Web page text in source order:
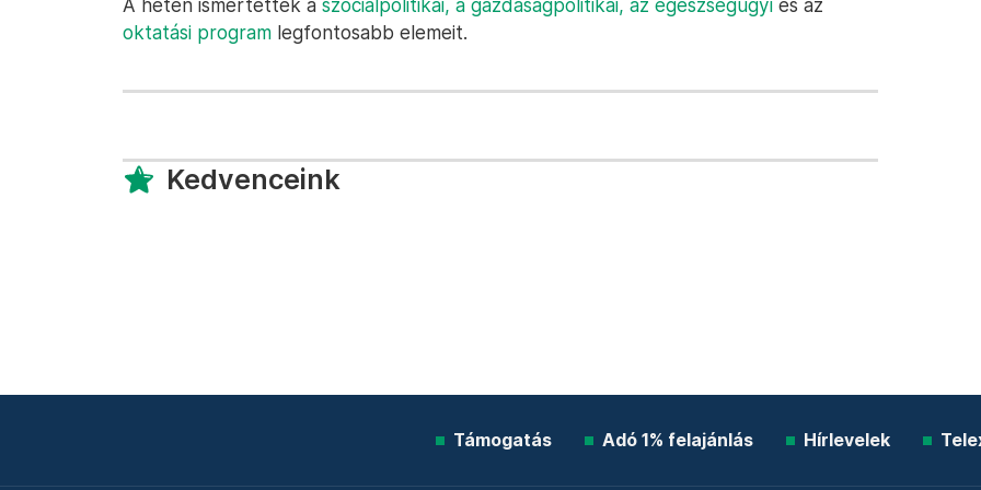
A héten ismertették a szociálpolitikai, a gazdaságpolitikai, az egészségügyi és az
oktatási program legfontosabb elemeit.
Kedvenceink
Támogatás Adó 1% felajánlás Hírlevelek